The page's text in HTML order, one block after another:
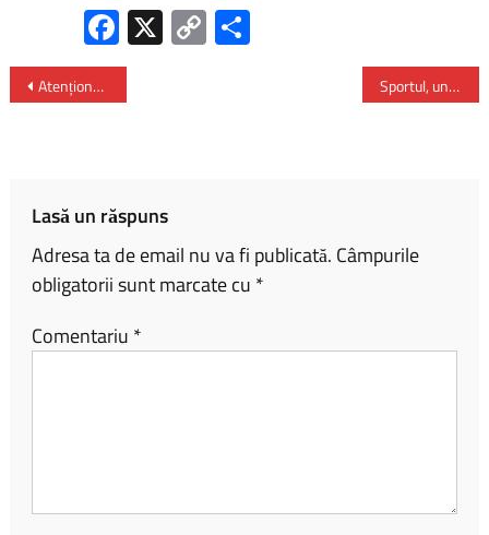
Fa
ce
b
X C
o
Atenționare de călătorie în Italia Sportul, un aspect esențial al vieții noastre
Lasă un răspuns
Adresa ta de email nu va fi publicată. Câmpurile
obligatorii sunt marcate cu *
Comentariu *